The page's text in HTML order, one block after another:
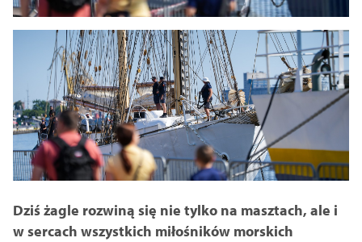
Dziś żagle rozwiną się nie tylko na masztach, ale i
w sercach wszystkich miłośników morskich